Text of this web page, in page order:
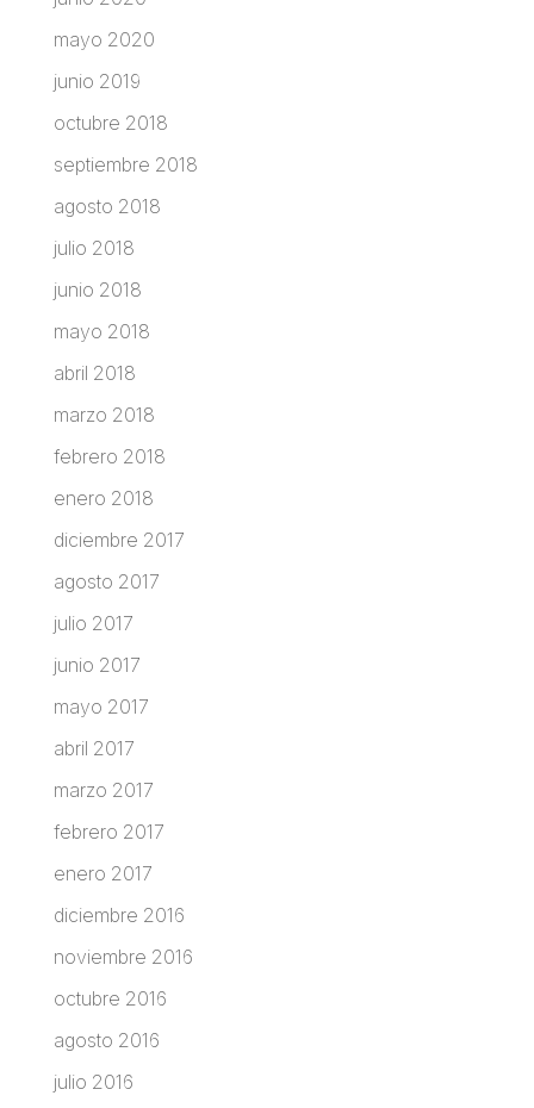
mayo 2020
junio 2019
octubre 2018
septiembre 2018
agosto 2018
julio 2018
junio 2018
mayo 2018
abril 2018
marzo 2018
febrero 2018
enero 2018
diciembre 2017
agosto 2017
julio 2017
junio 2017
mayo 2017
abril 2017
marzo 2017
febrero 2017
enero 2017
diciembre 2016
noviembre 2016
octubre 2016
agosto 2016
julio 2016